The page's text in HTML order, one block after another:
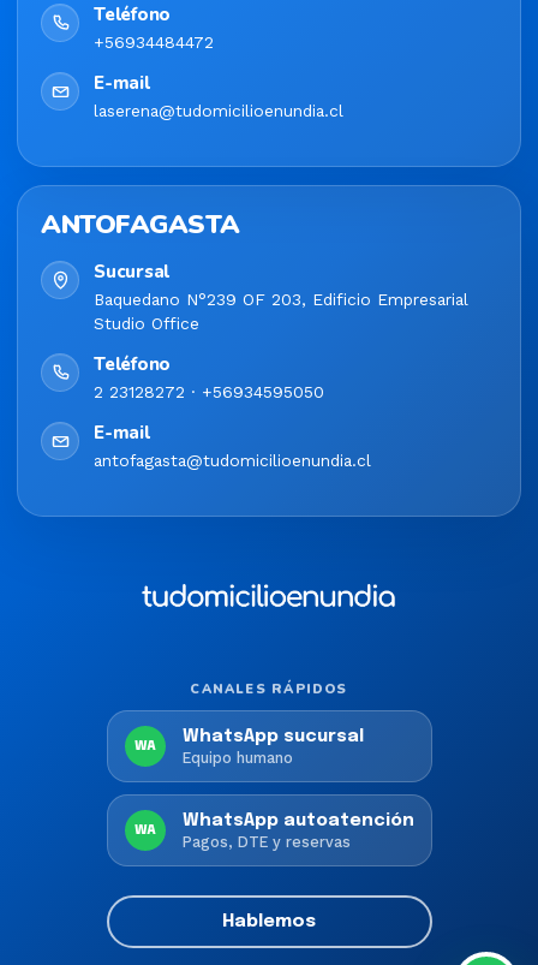
Teléfono
+56934484472
E-mail
laserena@tudomicilioenundia.cl
ANTOFAGASTA
Sucursal
Baquedano N°239 OF 203, Edificio Empresarial
Studio Office
Teléfono
2 23128272 · +56934595050
E-mail
antofagasta@tudomicilioenundia.cl
CANALES RÁPIDOS
WA
WhatsApp sucursal
Equipo humano
WA
WhatsApp autoatención
Pagos, DTE y reservas
Hablemos